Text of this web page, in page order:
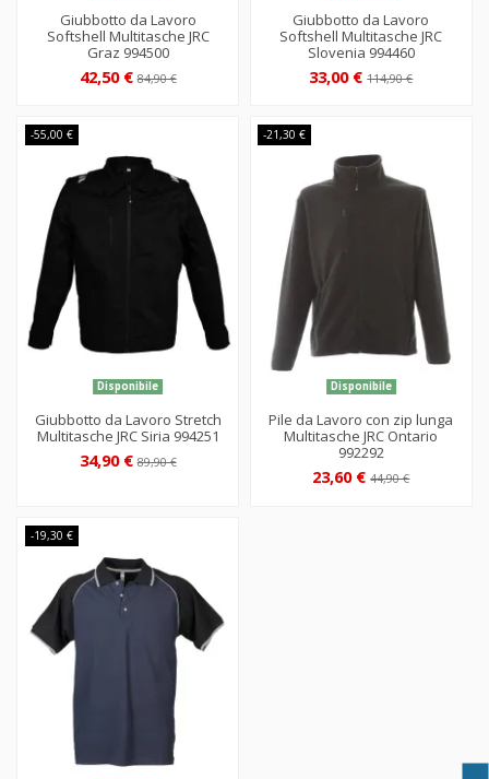
Giubbotto da Lavoro
Softshell Multitasche JRC
Graz 994500
42,50 €84,90 €
Giubbotto da Lavoro
Softshell Multitasche JRC
Slovenia 994460
33,00 €114,90 €
-55,00 €
Disponibile
Giubbotto da Lavoro Stretch
Multitasche JRC Siria 994251
34,90 €89,90 €
-21,30 €
Disponibile
Pile da Lavoro con zip lunga
Multitasche JRC Ontario
992292
23,60 €44,90 €
-19,30 €